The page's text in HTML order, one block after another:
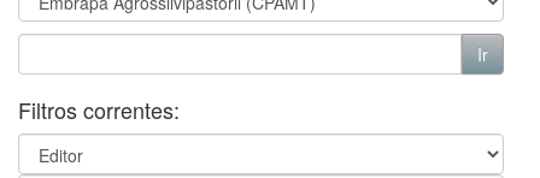
Filtros correntes: